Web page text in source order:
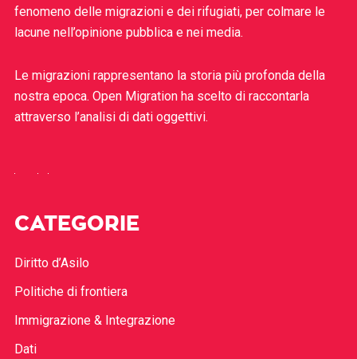
fenomeno delle migrazioni e dei rifugiati, per colmare le
lacune nell’opinione pubblica e nei media.
Le migrazioni rappresentano la storia più profonda della
nostra epoca. Open Migration ha scelto di raccontarla
attraverso l’analisi di dati oggettivi.
CATEGORIE
Diritto d’Asilo
Politiche di frontiera
Immigrazione & Integrazione
Dati